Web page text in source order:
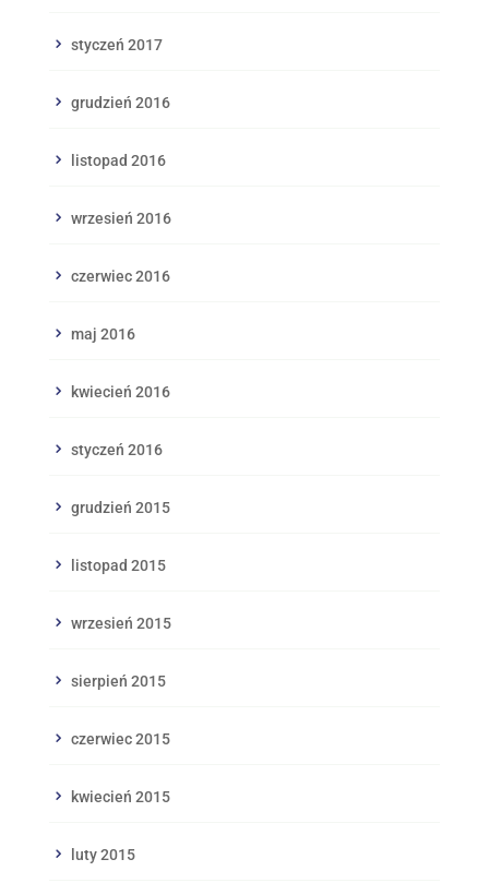
styczeń 2017
grudzień 2016
listopad 2016
wrzesień 2016
czerwiec 2016
maj 2016
kwiecień 2016
styczeń 2016
grudzień 2015
listopad 2015
wrzesień 2015
sierpień 2015
czerwiec 2015
kwiecień 2015
luty 2015